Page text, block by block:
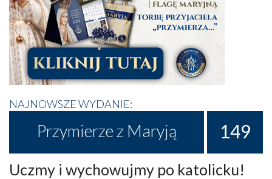
NAJNOWSZE WYDANIE:
Przymierze z Maryją 149
Uczmy i wychowujmy po katolicku!